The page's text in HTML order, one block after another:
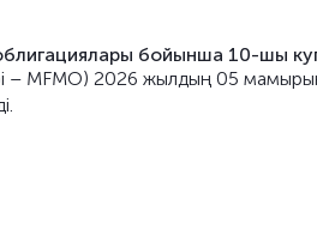
бойынша 10-шы
MFMO) 2026 жылдың 05